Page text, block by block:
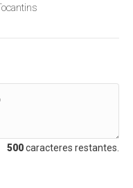
500caracteres restantes.